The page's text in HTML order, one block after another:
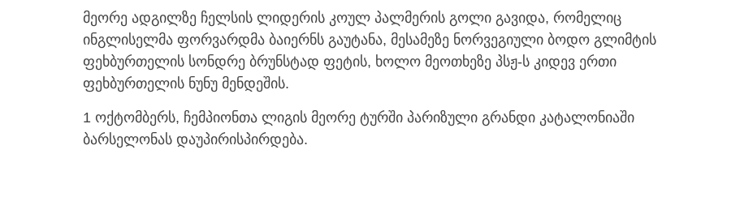
მეორე ადგილზე ჩელსის ლიდერის კოულ პალმერის გოლი გავიდა, რომელიც
ინგლისელმა ფორვარდმა ბაიერნს გაუტანა, მესამეზე ნორვეგიული ბოდო გლიმტის
ფეხბურთელის სონდრე ბრუნსტად ფეტის, ხოლო მეოთხეზე პსჟ-ს კიდევ ერთი
ფეხბურთელის ნუნუ მენდეშის.
1 ოქტომბერს, ჩემპიონთა ლიგის მეორე ტურში პარიზული გრანდი კატალონიაში
ბარსელონას დაუპირისპირდება.